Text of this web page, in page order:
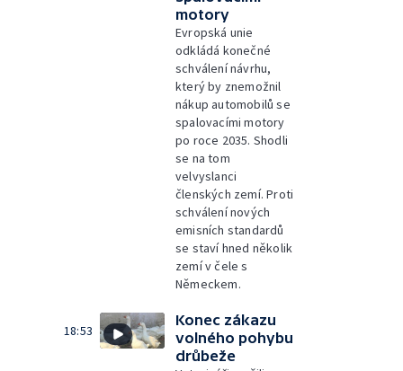
motory
Evropská unie
odkládá konečné
schválení návrhu,
který by znemožnil
nákup automobilů se
spalovacími motory
po roce 2035. Shodli
se na tom
velvyslanci
členských zemí. Proti
schválení nových
emisních standardů
se staví hned několik
zemí v čele s
Německem.
18:53
Konec zákazu
volného pohybu
drůbeže